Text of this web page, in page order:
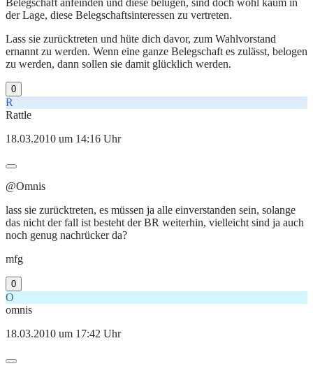
Belegschaft anfeinden und diese belügen, sind doch wohl kaum in
der Lage, diese Belegschaftsinteressen zu vertreten.
Lass sie zurücktreten und hüte dich davor, zum Wahlvorstand
ernannt zu werden. Wenn eine ganze Belegschaft es zulässt, belogen
zu werden, dann sollen sie damit glücklich werden.
0
R
Rattle
18.03.2010 um 14:16 Uhr
@Omnis
lass sie zurücktreten, es müssen ja alle einverstanden sein, solange
das nicht der fall ist besteht der BR weiterhin, vielleicht sind ja auch
noch genug nachrücker da?
mfg
0
O
omnis
18.03.2010 um 17:42 Uhr